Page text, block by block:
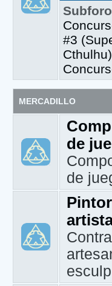
#3
Cthulhu)
MERCADILLO
de
de